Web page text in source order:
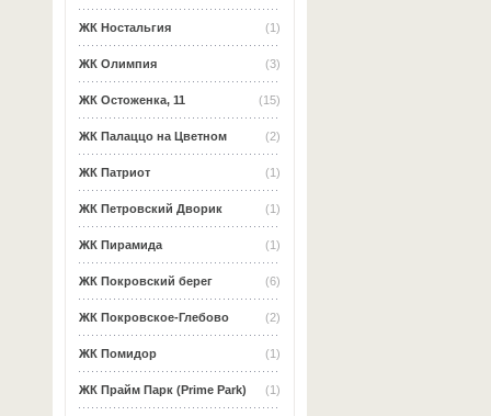
(1)
ЖК Ностальгия
(3)
ЖК Олимпия
(15)
ЖК Остоженка, 11
(2)
ЖК Палаццо на Цветном
(1)
ЖК Патриот
(1)
ЖК Петровский Дворик
(1)
ЖК Пирамида
(6)
ЖК Покровский берег
(2)
ЖК Покровское-Глебово
(1)
ЖК Помидор
(1)
ЖК Прайм Парк (Prime Park)